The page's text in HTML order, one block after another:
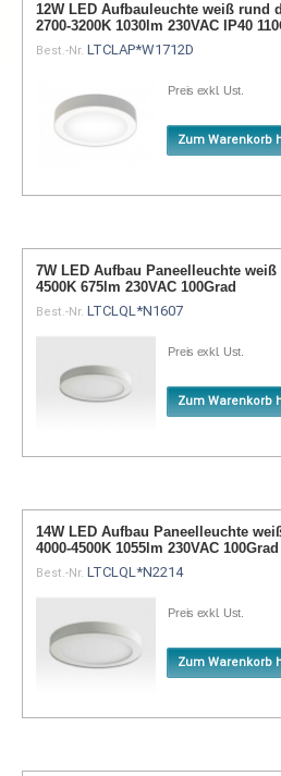
12W LED Aufbauleuchte weiß rund
2700-3200K 1030lm 230VAC IP40
Best.-Nr. LTCLAP*W1712D
Preis exkl. Ust.
Zum Warenkorb
7W LED Aufbau Paneelleuchte
4500K 675lm 230VAC 100Grad
Best.-Nr. LTCLQL*N1607
Preis exkl. Ust.
Zum Warenkorb
14W LED Aufbau Paneelleuchte
4000-4500K 1055lm 230VAC 100Grad
Best.-Nr. LTCLQL*N2214
Preis exkl. Ust.
Zum Warenkorb